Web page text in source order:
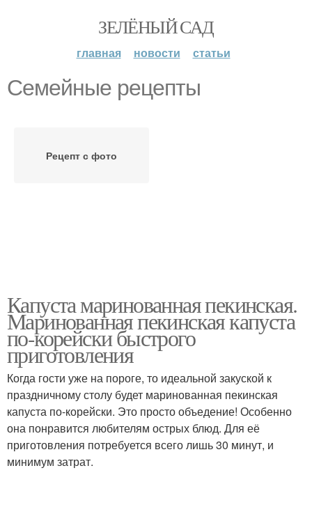
ЗЕЛЁНЫЙ САД
главная новости статьи
Семейные рецепты
Рецепт с фото
Капуста маринованная пекинская.
Маринованная пекинская капуста
по-корейски быстрого
приготовления
Когда гости уже на пороге, то идеальной закуской к
праздничному столу будет маринованная пекинская
капуста по-корейски. Это просто объедение! Особенно
она понравится любителям острых блюд. Для её
приготовления потребуется всего лишь 30 минут, и
минимум затрат.